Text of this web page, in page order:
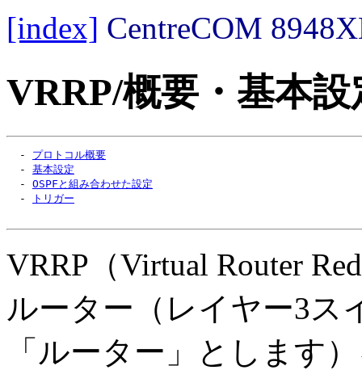
[index] CentreCOM
VRRP/概要・基本設
  -
プロトコル概要
  -
基本設定
  -
OSPFと組み合わせた設定
  -
トリガー
VRRP（Virtual Router
ルーター（レイヤー3ス
「ルーター」とします